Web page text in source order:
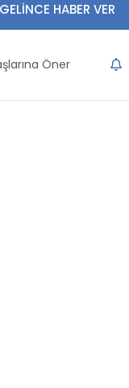
GELİNCE HABER VER
Öner